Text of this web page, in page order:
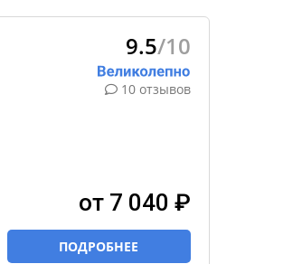
9.5/10
10 отзывов
от 7 040 ₽
ПОДРОБНЕЕ